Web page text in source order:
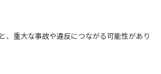
、重大な事故や違反につながる可能性があり